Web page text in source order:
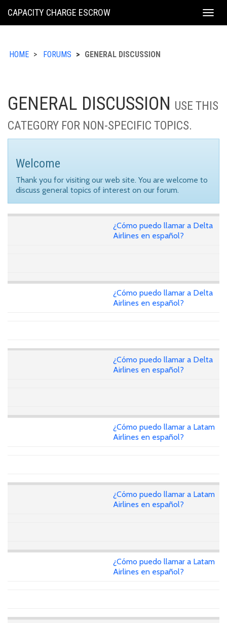
KING
CAPACITY CHARGE ESCROW
HOME FORUMS GENERAL DISCUSSION
GENERAL DISCUSSION USE THIS
CATEGORY FOR NON-SPECIFIC TOPICS.
Welcome
Thank you for visiting our web site. You are welcome to
discuss general topics of interest on our forum.
¿Cómo puedo llamar a Delta
Airlines en español?
¿Cómo puedo llamar a Delta
Airlines en español?
¿Cómo puedo llamar a Delta
Airlines en español?
¿Cómo puedo llamar a Latam
Airlines en español?
¿Cómo puedo llamar a Latam
Airlines en español?
¿Cómo puedo llamar a Latam
Airlines en español?